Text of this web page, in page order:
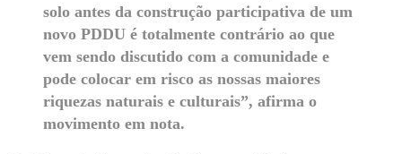
solo antes da construção participativa de um
novo PDDU é totalmente contrário ao que
vem sendo discutido com a comunidade e
pode colocar em risco as nossas maiores
riquezas naturais e culturais”, afirma o
movimento em nota.